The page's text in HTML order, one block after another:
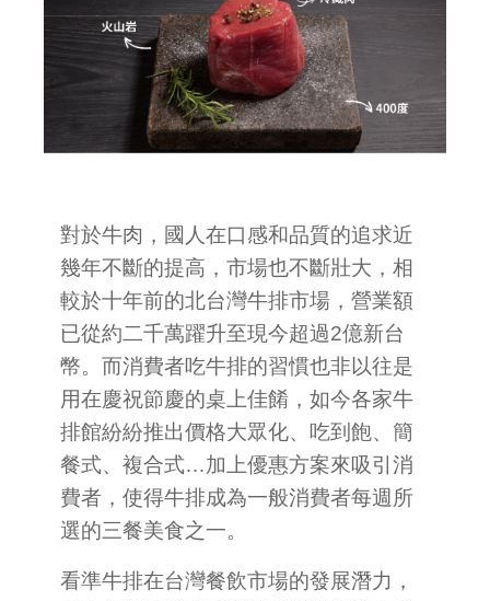
對於牛肉，國人在口感和品質的追求近
幾年不斷的提高，市場也不斷壯大，相
較於十年前的北台灣牛排市場，營業額
已從約二千萬躍升至現今超過2億新台
幣。而消費者吃牛排的習慣也非以往是
用在慶祝節慶的桌上佳餚，如今各家牛
排館紛紛推出價格大眾化、吃到飽、簡
餐式、複合式…加上優惠方案來吸引消
費者，使得牛排成為一般消費者每週所
選的三餐美食之一。
看準牛排在台灣餐飲市場的發展潛力，